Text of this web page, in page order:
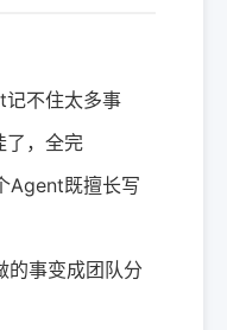
记不住太多事
了，全完
Agent既擅长写
的事变成团队分